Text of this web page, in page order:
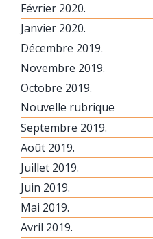
Février 2020.
Janvier 2020.
Décembre 2019.
Novembre 2019.
Octobre 2019.
Nouvelle rubrique
Septembre 2019.
Août 2019.
Juillet 2019.
Juin 2019.
Mai 2019.
Avril 2019.